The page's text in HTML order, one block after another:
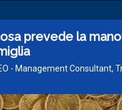
prevede la
- Management Consultant,